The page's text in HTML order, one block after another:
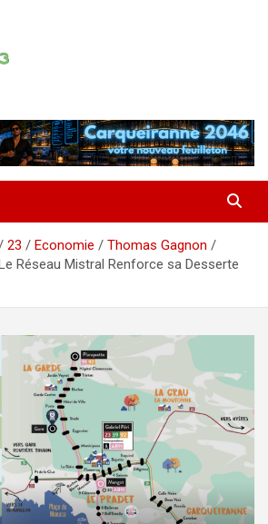
23 Economie
Thomas Gagnon
Réseau Mistral Renforce sa Desserte